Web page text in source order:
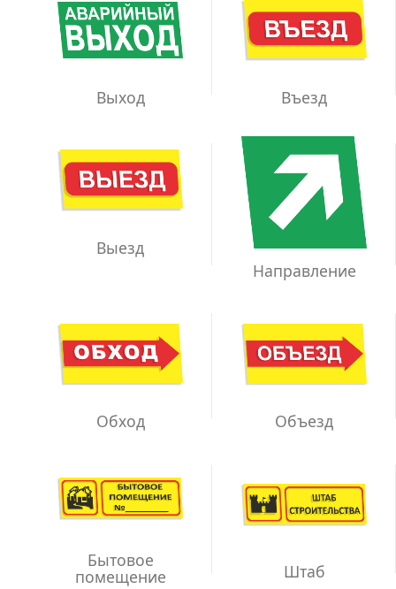
Выход Въезд
Выезд
Направление
Обход Объезд
Бытовое
помещение Штаб